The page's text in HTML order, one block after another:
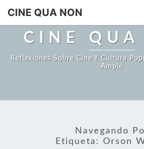
Saltar
contenido
CINE QUA NON
CINE QUA
Reflexiones Sobre Cine Y Cultura
Ampié
Navegando
Etiqueta: Orson